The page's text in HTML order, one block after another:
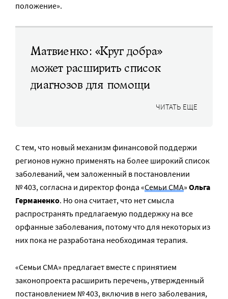
положение».
Матвиенко: «Круг добра»
может расширить список
диагнозов для помощи
ЧИТАТЬ ЕЩЕ
С тем, что новый механизм финансовой поддержи
регионов нужно применять на более широкий список
заболеваний, чем заложенный в постановлении
№ 403, согласна и директор фонда «Семьи СМА» Ольга
Германенко. Но она считает, что нет смысла
распространять предлагаемую поддержку на все
орфанные заболевания, потому что для некоторых из
них пока не разработана необходимая терапия.
«Семьи СМА» предлагает вместе с принятием
законопроекта расширить перечень, утвержденный
постановлением № 403, включив в него заболевания,